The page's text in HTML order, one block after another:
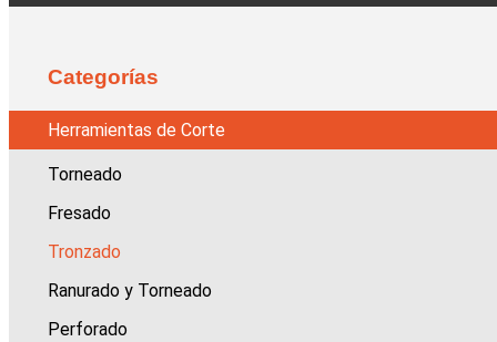
Categorías
Herramientas de Corte
Torneado
Fresado
Tronzado
Ranurado y Torneado
Perforado